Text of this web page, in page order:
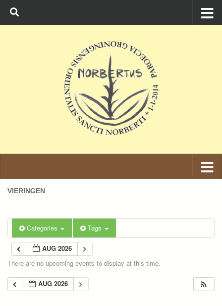
Ga naar de inhoud
VIERINGEN
Categories Tags
AUG 2026
There are no upcoming events to display at this time.
AUG 2026